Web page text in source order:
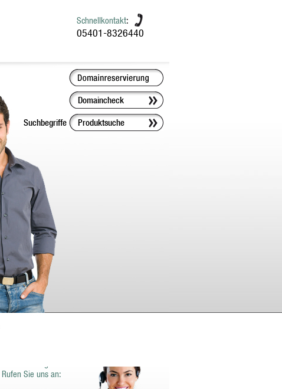
Schnellkontakt:
05401-8326440
Suchbegriffe
Rufen Sie uns an: